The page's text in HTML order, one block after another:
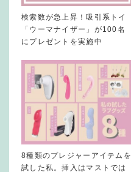
検索数が急上昇！吸引系トイ
「ウーマナイザー」が100名
にプレゼントを実施中
8種類のプレジャーアイテムを
試した私。挿入はマストでは